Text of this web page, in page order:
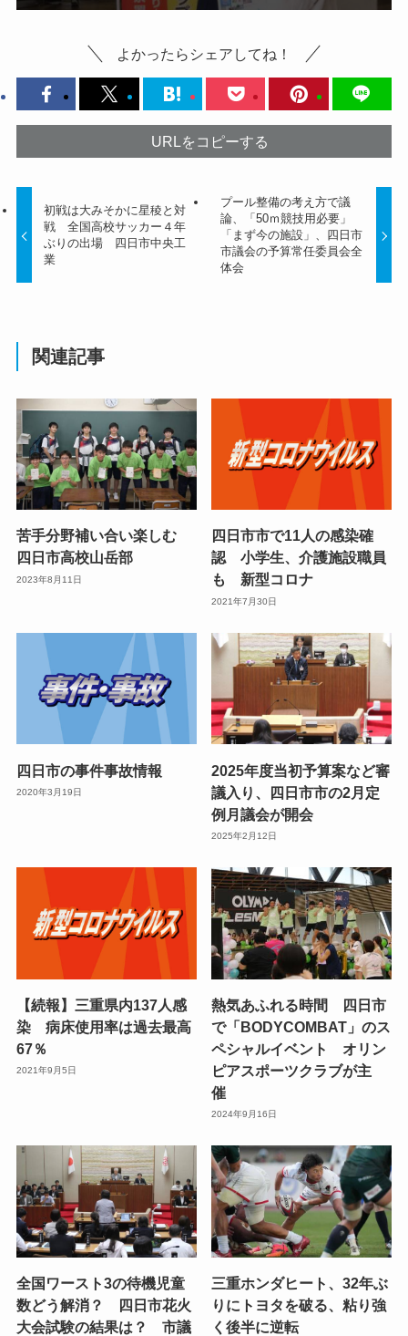
よかったらシェアしてね！
URLをコピーする
初戦は大みそかに星稜と対
戦 全国高校サッカー４年
ぶりの出場 四日市中央工
業
プール整備の考え方で議
論、「50ｍ競技用必要」
「まず今の施設」、四日市
市議会の予算常任委員会全
体会
関連記事
苦手分野補い合い楽しむ
四日市高校山岳部
2023年8月11日
四日市市で11人の感染確
認 小学生、介護施設職員
も 新型コロナ
2021年7月30日
四日市の事件事故情報
2020年3月19日
2025年度当初予算案など審
議入り、四日市市の2月定
例月議会が開会
2025年2月12日
【続報】三重県内137人感
染 病床使用率は過去最高
67％
2021年9月5日
熱気あふれる時間 四日市
で「BODYCOMBAT」のス
ペシャルイベント オリン
ピアスポーツクラブが主
催
2024年9月16日
全国ワースト3の待機児童
数どう解消？ 四日市花火
大会試験の結果は？ 市議
三重ホンダヒート、32年ぶ
りにトヨタを破る、粘り強
く後半に逆転